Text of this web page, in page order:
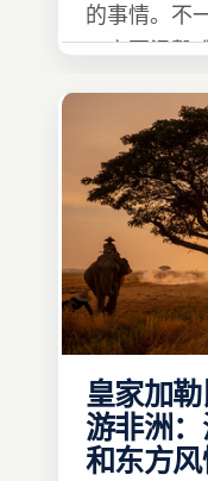
的事情。不
一定要温馨
皇家加
游非洲
和东方